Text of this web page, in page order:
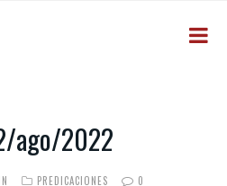
ago/2022
PREDICACIONES 0